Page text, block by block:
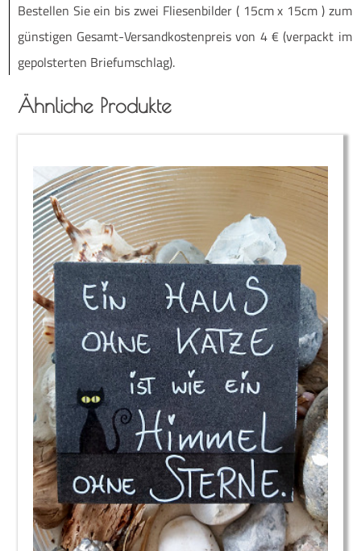
Ähnliche Produkte
Be­stel­len Sie ein bis zwei Flie­sen­bil­der ( 15cm x 15cm ) zum
güns­ti­gen Ge­­samt-Ver­­­san­d­­kos­­ten­­preis von 4 € (ver­packt im
ge­pols­ter­ten Briefumschlag).